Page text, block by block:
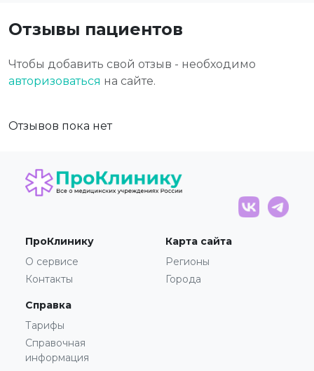
Отзывы пациентов
Чтобы добавить свой отзыв - необходимо
авторизоваться на сайте.
Отзывов пока нет
ПроКлинику
О сервисе
Контакты
Карта сайта
Регионы
Города
Справка
Тарифы
Справочная
информация